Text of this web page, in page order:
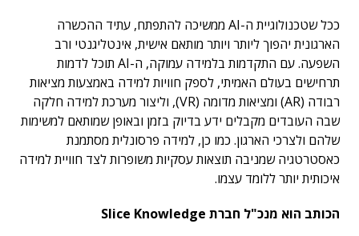
ככל שטכנולוגיית ה-AI ממשיכה להתפתח, עתיד ההכשרה
הארגונית יהפוך ליותר ויותר מותאם אישית, אינטליגנטי ורב
השפעה. עם התקדמות בלמידה עמוקה, ה-AI תוכל לדמות
תרחישים בעולם האמיתי, לספק חוויות למידה באמצעות מציאות
רבודה (AR) ומציאות מדומה (VR), וליצור מערכת למידה חלקה
שבה העובדים מקבלים ידע בדיוק בזמן ובאופן שמותאם למשימות
שלהם ולצרכי הארגון. כמו כן, למידה פרסונלית מסתמנת
כאסטרטגיה שמניבה תוצאות עסקיות משופרות לצד חוויית למידה
איכותית יותר ללומד עצמו.
הכותב הוא מנכ"ל חברת Slice Knowledge